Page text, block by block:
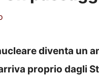
diventa un
proprio dagli